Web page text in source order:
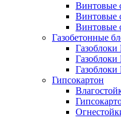
Винтовые
Винтовые
Винтовые
Газобетонные
Газоблоки
Газоблоки
Газоблоки
Гипсокартон